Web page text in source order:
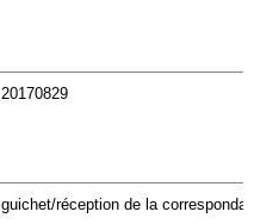
20170829
guichet/réception de la